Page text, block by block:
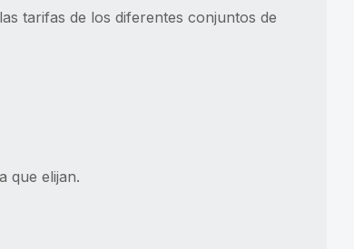
tarifas de los diferentes conjuntos de
que elijan.